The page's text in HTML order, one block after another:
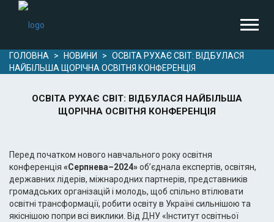
ГОЛОВНА > НОВИНИ > ОСВІТА РУХАЄ СВІТ: ВІДБУЛАСЯ
НАЙБІЛЬША ЩОРІЧНА ОСВІТНЯ КОНФЕРЕНЦІЯ
ОСВІТА РУХАЄ СВІТ: ВІДБУЛАСЯ НАЙБІЛЬША
ЩОРІЧНА ОСВІТНЯ КОНФЕРЕНЦІЯ
Перед початком нового навчального року освітня
конференція «Серпнева–2024»обʼєднала експертів, освітян,
державних лідерів, міжнародних партнерів, представників
громадських організацій і молодь, щоб спільно втілювати
освітні трансформації, робити освіту в Україні сильнішою та
якіснішою попри всі виклики. Від ДНУ «Інститут освітньої